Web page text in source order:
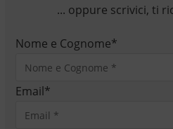
... oppure scrivici, ti
Nome e Cognome*
Email*